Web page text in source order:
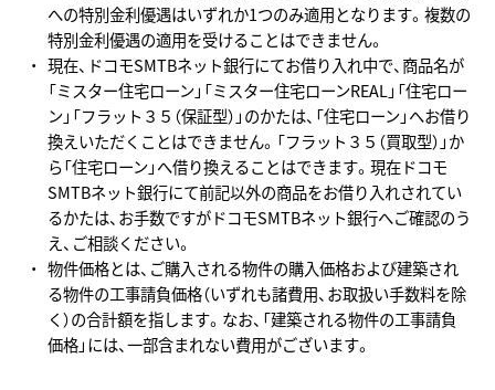
への特別金利優遇はいずれか1つのみ適用となります。複数の
特別金利優遇の適用を受けることはできません。
現在、ドコモSMTBネット銀行にてお借り入れ中で、商品名が
「ミスター住宅ローン」「ミスター住宅ローンREAL」「住宅ロー
ン」「フラット３５（保証型）」のかたは、「住宅ローン」へお借り
換えいただくことはできません。「フラット３５（買取型）」か
ら「住宅ローン」へ借り換えることはできます。現在ドコモ
SMTBネット銀行にて前記以外の商品をお借り入れされてい
るかたは、お手数ですがドコモSMTBネット銀行へご確認のう
え、ご相談ください。
物件価格とは、ご購入される物件の購入価格および建築され
る物件の工事請負価格（いずれも諸費用、お取扱い手数料を除
く）の合計額を指します。なお、「建築される物件の工事請負
価格」には、一部含まれない費用がございます。